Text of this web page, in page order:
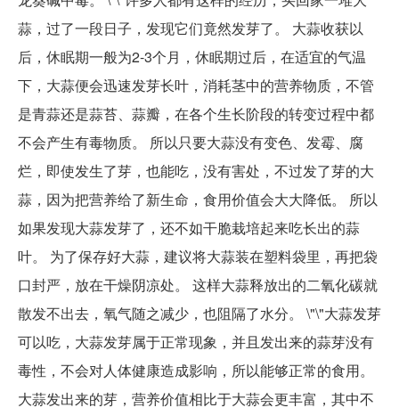
蒜，过了一段日子，发现它们竟然发芽了。 大蒜收获以
后，休眠期一般为2-3个月，休眠期过后，在适宜的气温
下，大蒜便会迅速发芽长叶，消耗茎中的营养物质，不管
是青蒜还是蒜苔、蒜瓣，在各个生长阶段的转变过程中都
不会产生有毒物质。 所以只要大蒜没有变色、发霉、腐
烂，即使发生了芽，也能吃，没有害处，不过发了芽的大
蒜，因为把营养给了新生命，食用价值会大大降低。 所以
如果发现大蒜发芽了，还不如干脆栽培起来吃长出的蒜
叶。 为了保存好大蒜，建议将大蒜装在塑料袋里，再把袋
口封严，放在干燥阴凉处。 这样大蒜释放出的二氧化碳就
散发不出去，氧气随之减少，也阻隔了水分。 \"\"大蒜发芽
可以吃，大蒜发芽属于正常现象，并且发出来的蒜芽没有
毒性，不会对人体健康造成影响，所以能够正常的食用。
大蒜发出来的芽，营养价值相比于大蒜会更丰富，其中不